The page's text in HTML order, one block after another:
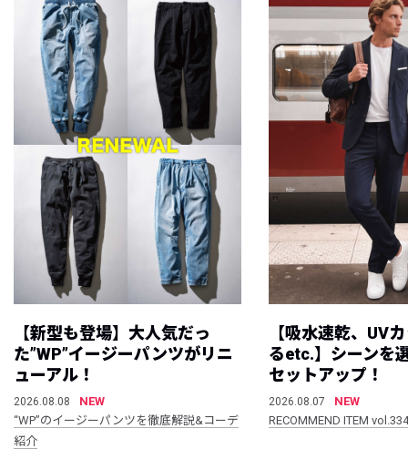
【新型も登場】大人気だっ
た”WP”イージーパンツがリニ
ューアル！
2026.08.08
NEW
“WP”のイージーパンツを徹底解説&コーデ
紹介
【吸水速乾、UV
るetc.】シーンを
セットアップ！
2026.08.07
NEW
RECOMMEND ITEM vol.334